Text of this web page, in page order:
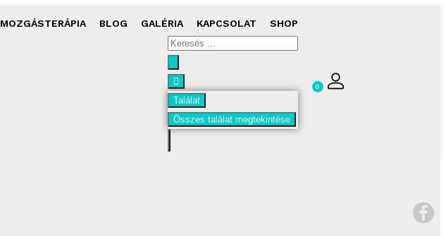
MOZGÁSTERÁPIA BLOG GALÉRIA KAPCSOLAT SHOP
Találat
Összes találat megtekintése
0